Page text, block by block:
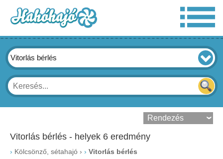
Vitorlás bérlés
Vitorlás bérlés - helyek 6 eredmény
› Kölcsönző, sétahajó ›Vitorlás bérlés